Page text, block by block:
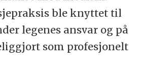
ble knyttet til
legenes ansvar og på
som profesjonelt